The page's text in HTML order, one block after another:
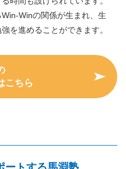
Winの関係が生まれ、生
を進めることができます。
こちら